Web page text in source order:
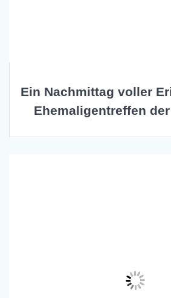
Ein Nachmittag voller
Ehemaligentreffen